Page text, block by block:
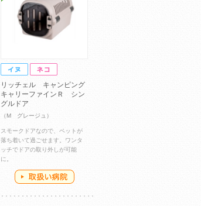
リッチェル キャンピング
キャリーファインＲ シン
グルドア
（M グレージュ）
スモークドアなので、ペットが
落ち着いて過ごせます。ワンタ
ッチでドアの取り外しが可能
に。